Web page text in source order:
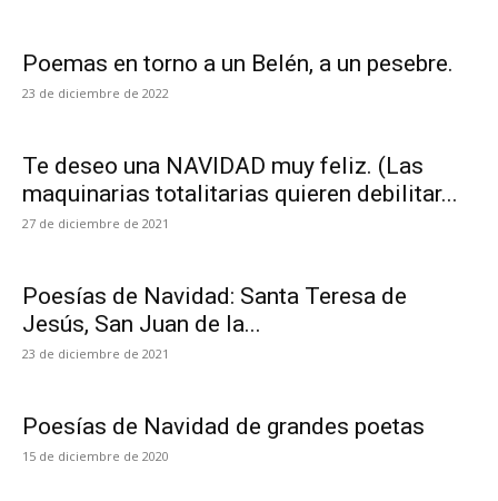
Poemas en torno a un Belén, a un pesebre.
23 de diciembre de 2022
Te deseo una NAVIDAD muy feliz. (Las
maquinarias totalitarias quieren debilitar...
27 de diciembre de 2021
Poesías de Navidad: Santa Teresa de
Jesús, San Juan de la...
23 de diciembre de 2021
Poesías de Navidad de grandes poetas
15 de diciembre de 2020